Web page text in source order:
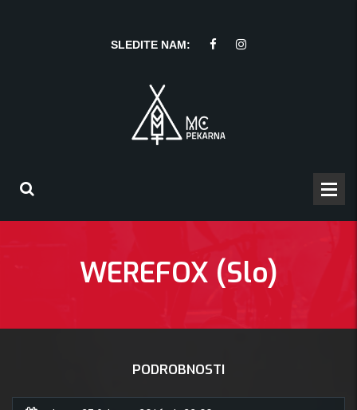
SLEDITE NAM:
WEREFOX (Slo)
PODROBNOSTI